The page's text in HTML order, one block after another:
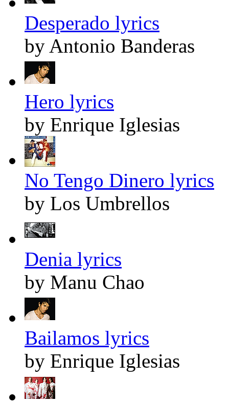
Desperado lyrics
by Antonio Banderas
Hero lyrics
by Enrique Iglesias
No Tengo Dinero lyrics
by Los Umbrellos
Denia lyrics
by Manu Chao
Bailamos lyrics
by Enrique Iglesias